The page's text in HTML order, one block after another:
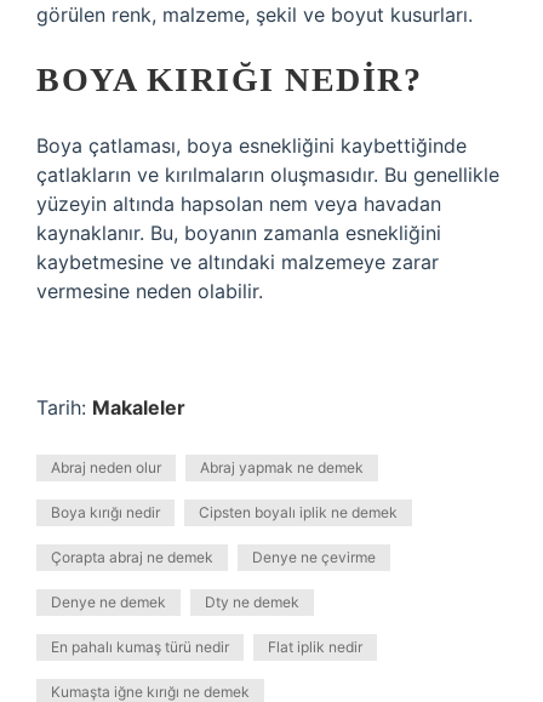
görülen renk, malzeme, şekil ve boyut kusurları.
BOYA KIRIĞI NEDIR?
Boya çatlaması, boya esnekliğini kaybettiğinde
çatlakların ve kırılmaların oluşmasıdır. Bu genellikle
yüzeyin altında hapsolan nem veya havadan
kaynaklanır. Bu, boyanın zamanla esnekliğini
kaybetmesine ve altındaki malzemeye zarar
vermesine neden olabilir.
Tarih: Makaleler
Abraj neden olur Abraj yapmak ne demek
Boya kırığı nedir Cipsten boyalı iplik ne demek
Çorapta abraj ne demek Denye ne çevirme
Denye ne demek Dty ne demek
En pahalı kumaş türü nedir Flat iplik nedir
Kumaşta iğne kırığı ne demek